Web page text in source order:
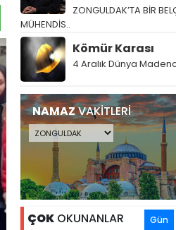
ZONGULDAK’TA BİR
MÜHENDİS..
Kömür Karası
4 Aralık Dünya
NAMAZVAKİTLERİ
ÇOK OKUNANLAR Gün